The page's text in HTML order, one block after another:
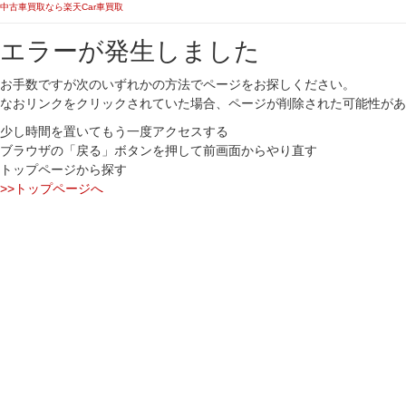
中古車買取なら楽天Car車買取
エラーが発生しました
お手数ですが次のいずれかの方法でページをお探しください。
なおリンクをクリックされていた場合、ページが削除された可能性が
少し時間を置いてもう一度アクセスする
ブラウザの「戻る」ボタンを押して前画面からやり直す
トップページから探す
>>トップページへ